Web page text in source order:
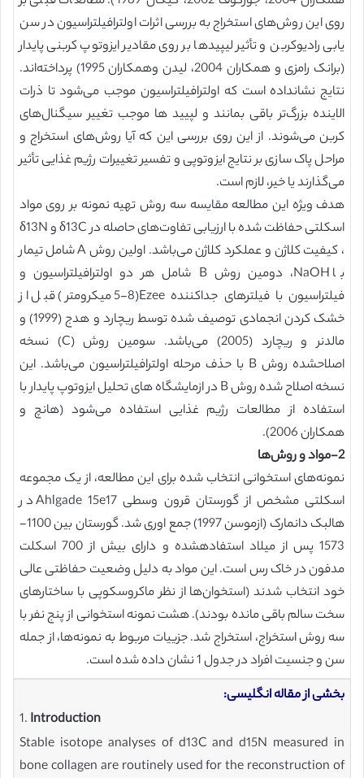
روی این روش‌های استخراج به بررسی اثرات اولترافیلتراسیون در سن
یابی رادیوکربن و تأثیر لیپیدها بر روی مقادیر ایزوتوپ کربنی پایدار
(برانک رامزی و همکاران 2004، لیدن وهمکاران 1995) پرداخته‌اند.
نتایج نشانداده است که اولترافیلتراسیون موجب می‌شود تا ذرات
الاینده بزرگ‌تر باقی بمانند و لپیید ها موجب تغییر سیگنال‌های
کربن می‌شوند. از این روی بررسی این که آیا روش‌های استخراج و
مراحل پاک سازی بر نتایج ایزوتوپی و تفسیر تغییرات رژیم غذایی تأثیر
می‌گذارند یا خیر، لازم است.
هدف ویژه این مطالعه مقایسه سه روش تهیه نمونه بر روی مواد
اسکلتی حفاظت شده با ارزیابی تفاوت‌های حاصله در δ13C و δ13N
، کیفیت کلاژن و عملکرد کلاژن می‌باشد. اولین روش A شامل تیمار
با NaOH، دومین روش B شامل هر دو اولترافیلتراسیون و
فیلتراسیون با فیلترهای جداکننده Ezee(5-8 میکرومتر) قبل از
خشک کردن انجمادی توصیف شده توسط ریچارد و هدج (1999) و
مالدنر و ریچارد (2005) می‌باشد. سومین روش (C) نسخه
اصلاحشده روش B با حذف مرحله اولترافیلتراسیون می‌باشد. این
نسخه اصلاح شده روش B در ازمایشگاه های تحلیل ایزوتوپ پایدار با
استفاده از مطالعات رژیم غذایی استفاده می‌شود (هانچ و
همکاران 2006).
2-مواد و روش‌ها
نمونه‌های استخوانی انتخاب شده برای این مطالعه، از یک مجموعه
اسکلتی مشخص از گورستان قرون وسطی Ahlgade 15e17 در
هالبک دانمارک (ازموسن 1997) جمع اوری شد. گورستان بین 1100-
1573 پس از میلاد استفادهشده و دارای بیش از 700 اسکلت
مدفون در خاک رس است. این مواد به دلیل وضعیت حفاظتی عالی
خود انتخاب شدند (استخوان‌ها از نظر ماکروسکوپی با ساختارهای
سخت سالم باقی مانده بودند). هشت نمونه استخوانی از پنج نفر با
سه روش استخراج، استخراج شد. جزییات مربوط به نمونه‌ها، از جمله
سن و جنسیت افراد در جدول 1 نشان داده شده است.
بخشی از مقاله انگلیسی:
1. Introduction
Stable isotope analyses of d13C and d15N measured in
bone collagen are routinely used for the reconstruction of